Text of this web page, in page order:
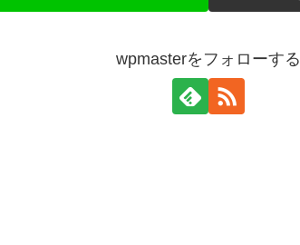
wpmasterをフォローする